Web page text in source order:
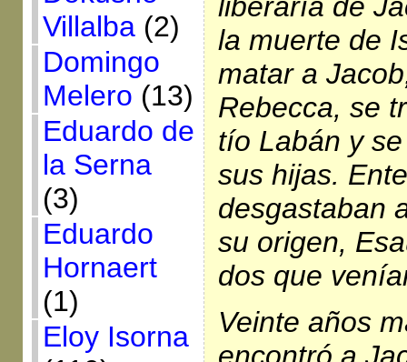
Villalba(2)
Domingo
Melero (13)
Eduardo de
la Serna
(3)
Eduardo
Hornaert
(1)
Eloy Isorna
la muerte de
matar a
Rebecca, se
tío Labán y
sus hijas.
desgastaban
su origen,
dos que
Veinte años
encontró a